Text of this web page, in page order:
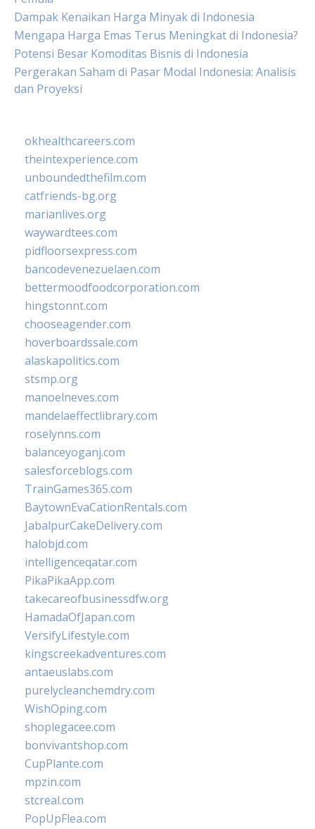
Dampak Kenaikan Harga Minyak di Indonesia
Mengapa Harga Emas Terus Meningkat di Indonesia?
Potensi Besar Komoditas Bisnis di Indonesia
Pergerakan Saham di Pasar Modal Indonesia: Analisis
dan Proyeksi
okhealthcareers.com
theintexperience.com
unboundedthefilm.com
catfriends-bg.org
marianlives.org
waywardtees.com
pidfloorsexpress.com
bancodevenezuelaen.com
bettermoodfoodcorporation.com
hingstonnt.com
chooseagender.com
hoverboardssale.com
alaskapolitics.com
stsmp.org
manoelneves.com
mandelaeffectlibrary.com
roselynns.com
balanceyoganj.com
salesforceblogs.com
TrainGames365.com
BaytownEvaCationRentals.com
JabalpurCakeDelivery.com
halobjd.com
intelligenceqatar.com
PikaPikaApp.com
takecareofbusinessdfw.org
HamadaOfJapan.com
VersifyLifestyle.com
kingscreekadventures.com
antaeuslabs.com
purelycleanchemdry.com
WishOping.com
shoplegacee.com
bonvivantshop.com
CupPlante.com
mpzin.com
stcreal.com
PopUpFlea.com